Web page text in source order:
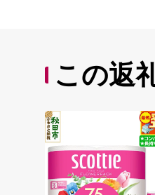
この返